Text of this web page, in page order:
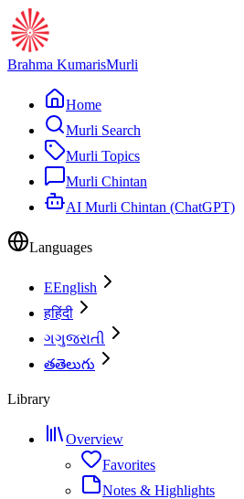
Brahma KumarisMurli
Home
Murli Search
Murli Topics
Murli Chintan
AI Murli Chintan (ChatGPT)
Languages
EEnglish
हहिंदी
ગગુજરાતી
తతెలుగు
Library
Overview
Favorites
Notes & Highlights